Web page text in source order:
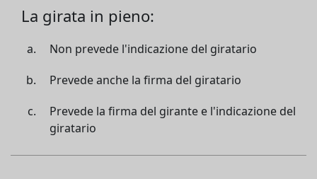
La girata in pieno:
Non prevede l'indicazione del giratario
Prevede anche la firma del giratario
Prevede la firma del girante e l'indicazione del
giratario